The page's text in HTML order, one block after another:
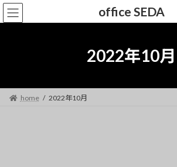
コ
ン
キ
ナ
ビ
に
office SEDA
2022年10月
home 2022年10月